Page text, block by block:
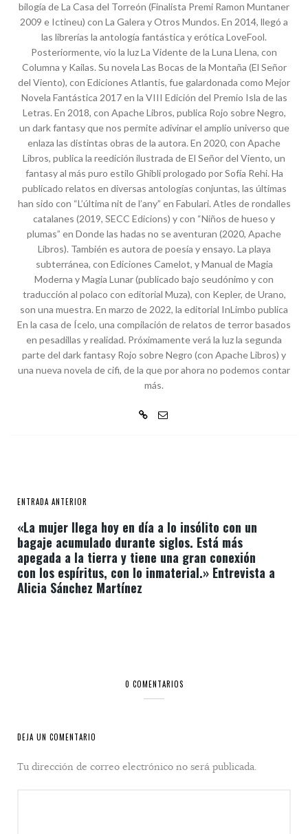
bilogía de La Casa del Torreón (Finalista Premi Ramon Muntaner
2009 e Ictineu) con La Galera y Otros Mundos. En 2014, llegó a
las librerías la antología fantástica y erótica LoveFool.
Posteriormente, vio la luz La Vidente de la Luna Llena, con
Columna y Kailas. Su novela Las Bocas de la Montaña (El Señor
del Viento), con Ediciones Atlantis, fue galardonada como Mejor
Novela Fantástica 2017 en la VIII Edición del Premio Isla de las
Letras. En 2018, con Apache Libros, publica Rojo sobre Negro,
un dark fantasy que nos permite adivinar el amplio universo que
enlaza las distintas obras de la autora. En 2020, con Apache
Libros, publica la reedición ilustrada de El Señor del Viento, un
fantasy al más puro estilo Ghibli prologado por Sofía Rehi. Ha
publicado relatos en diversas antologías conjuntas, las últimas
han sido con “L’última nit de l’any” en Fabulari. Atles de rondalles
catalanes (2019, SECC Edicions) y con “Niños de hueso y
plumas” en Donde las hadas no se aventuran (2020, Apache
Libros). También es autora de poesía y ensayo. La playa
subterránea, con Ediciones Camelot, y Manual de Magia
Moderna y Magia Lunar (publicado bajo seudónimo y con
traducción al polaco con editorial Muza), con Kepler, de Urano,
son una muestra. En marzo de 2022, la editorial InLimbo publica
En la casa de Ícelo, una compilación de relatos de terror basados
en pesadillas y realidad. Próximamente verá la luz la segunda
parte del dark fantasy Rojo sobre Negro (con Apache Libros) y
una nueva novela de cifi, de la que por ahora no podemos contar
más.
ENTRADA ANTERIOR
«La mujer llega hoy en día a lo insólito con un
bagaje acumulado durante siglos. Está más
apegada a la tierra y tiene una gran conexión
con los espíritus, con lo inmaterial.» Entrevista a
Alicia Sánchez Martínez
0 COMENTARIOS
DEJA UN COMENTARIO
Tu dirección de correo electrónico no será publicada.